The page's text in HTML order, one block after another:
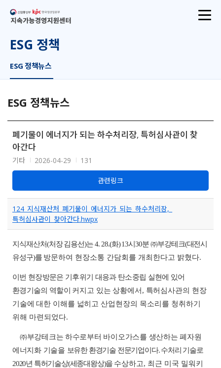
산업통상부
지속가능경영지원센터
ESG 정책
ESG 정책뉴스
ESG 정책뉴스
폐기물이 에너지가 되는 하수처리장, 특허심사관이 찾
아간다
기타 2026-04-29 131
관련링크
124_지식재산처_폐기물이_에너지가_되는_하수처리장,_
특허심사관이_찾아간다.hwpx
지식재산처(처장 김용선)는4. 28.(화) 13시30분㈜부강테크(대전시
유성구)를 방문하여 현장소통 간담회를 개최한다고 밝혔다.
이번 현장방문은 기후위기 대응과 탄소중립 실현에 있어
환경기술의 역할이 커지고 있는 상황에서 , 특허심사관의 현장
기술에 대한 이해를 넓히고 산업현장의 목소리를 청취하기
위해 마련되었다.
㈜부강테크는 하수로부터 바이오가스를 생산하는 폐자원
에너지화 기술을 보유한 환경기술 전문기업이다.수처리 기술로
2020년 특허기술상(세종대왕상)을 수상하고, 최근 미국 밀워키